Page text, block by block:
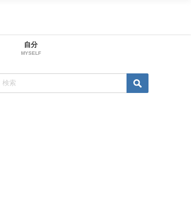
自分
MYSELF